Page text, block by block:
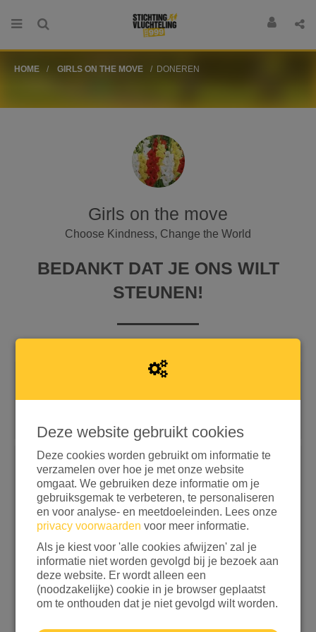
HOME GIRLS ON THE MOVE DONEREN
Girls on the move
Choose Kindness, Change the World
BEDANKT DAT JE ONS WILT
STEUNEN!
Ik wil doneren aan
Kies een bedrag
€ 15 € 25 € 50 € 100
ANDERS
Deze website gebruikt cookies
Deze cookies worden gebruikt om informatie te
verzamelen over hoe je met onze website
omgaat. We gebruiken deze informatie om je
gebruiksgemak te verbeteren, te personaliseren
en voor analyse- en meetdoeleinden. Lees onze
privacy voorwaarden voor meer informatie.
Als je kiest voor 'alle cookies afwijzen' zal je
informatie niet worden gevolgd bij je bezoek aan
deze website. Er wordt alleen een
(noodzakelijke) cookie in je browser geplaatst
om te onthouden dat je niet gevolgd wilt worden.